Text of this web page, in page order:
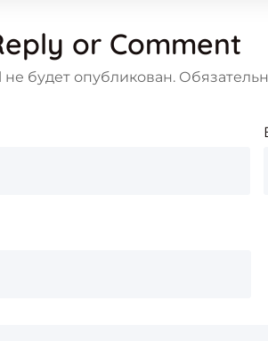
or Comment
будет опубликован.